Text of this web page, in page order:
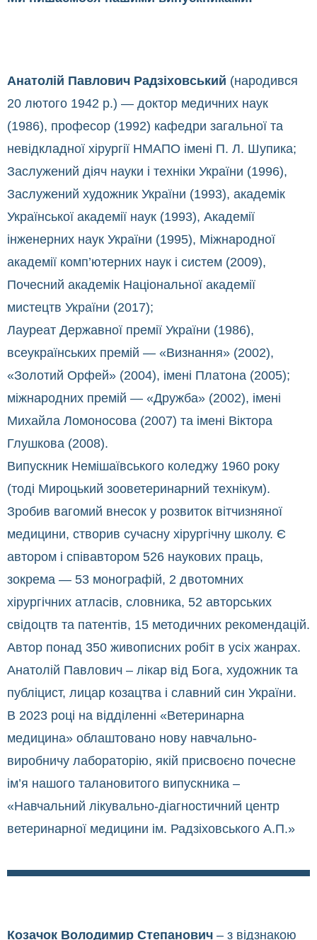
Анатолій Павлович Радзіховський (народився
20 лютого 1942 р.) — доктор медичних наук
(1986), професор (1992) кафедри загальної та
невідкладної хірургії НМАПО імені П. Л. Шупика;
Заслужений діяч науки і техніки України (1996),
Заслужений художник України (1993), академік
Української академії наук (1993), Академії
інженерних наук України (1995), Міжнародної
академії комп’ютерних наук і систем (2009),
Почесний академік Національної академії
мистецтв України (2017);
Лауреат Державної премії України (1986),
всеукраїнських премій — «Визнання» (2002),
«Золотий Орфей» (2004), імені Платона (2005);
міжнародних премій — «Дружба» (2002), імені
Михайла Ломоносова (2007) та імені Віктора
Глушкова (2008).
Випускник Немішаївського коледжу 1960 року
(тоді Мироцький зооветеринарний технікум).
Зробив вагомий внесок у розвиток вітчизняної
медицини, створив сучасну хірургічну школу. Є
автором і співавтором 526 наукових праць,
зокрема — 53 монографій, 2 двотомних
хірургічних атласів, словника, 52 авторських
свідоцтв та патентів, 15 методичних рекомендацій.
Автор понад 350 живописних робіт в усіх жанрах.
Анатолій Павлович – лікар від Бога, художник та
публіцист, лицар козацтва і славний син України.
В 2023 році на відділенні «Ветеринарна
медицина» облаштовано нову навчально-
виробничу лабораторію, якій присвоєно почесне
ім’я нашого талановитого випускника –
«Навчальний лікувально-діагностичний центр
ветеринарної медицини ім. Радзіховського А.П.»
Козачок Володимир Степанович – з відзнакою